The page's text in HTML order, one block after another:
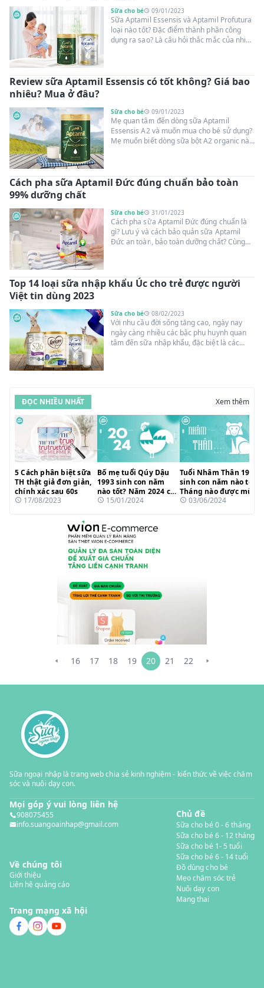
Sữa cho bé 09/01/2023
Sữa Aptamil Essensis và Aptamil Profutura
loại nào tốt? Đặc điểm thành phần công
dụng ra sao? Là câu hỏi thắc mắc của nhiều
Essensis và Aptamil Profutura!
Review sữa Aptamil Essensis có tốt không? Giá bao
nhiêu? Mua ở đâu?
Sữa cho bé 09/01/2023
Mẹ quan tâm đến dòng sữa Aptamil
Essensis A2 và muốn mua cho bé sử dụng?
Mẹ muốn biết dòng sữa bột A2 organic này
giá chân thực nhất.
Cách pha sữa Aptamil Đức đúng chuẩn bảo toàn
99% dưỡng chất
Sữa cho bé 31/01/2023
Cách pha sữa Aptamil Đức đúng chuẩn là
gì? Lưu ý và cách bảo quản sữa Aptamil
Đức an toàn, bảo toàn dưỡng chất? Cùng
Top 14 loại sữa nhập khẩu Úc cho trẻ được người
Việt tin dùng 2023
Sữa cho bé 08/02/2023
Với nhu cầu đời sống tăng cao, ngày nay
ngày càng nhiều các bậc phụ huynh quan
tâm đến sữa nhập khẩu, đặc biệt là các
ĐỌC NHIỀU NHẤT Xem thêm
5 Cách phân biệt sữa
TH thật giả đơn giản,
chính xác sau 60s
17/08/2023
Bố mẹ tuổi Qúy Dậu
1993 sinh con năm
nào tốt? Năm 2024 có
hợp tuổi?
15/01/2024
Tuổi Nhâm Thân 1992
sinh con năm nào tốt?
Tháng nào được mùa
sinh?03/06/2024
16 17 18 19 20 21 22
Sữa ngoại nhập là trang web chia sẻ kinh nghiệm - kiến thức về việc chăm
sóc và nuôi dạy con.
Mọi góp ý vui lòng liên hệ
908075455
info.suangoainhap@gmail.com
Về chúng tôi
Giới thiệu
Liên hệ quảng cáo
Trang mạng xã hội
Chủ đề
Sữa cho bé 0 - 6 tháng
Sữa cho bé 6 - 12 tháng
Sữa cho bé 1- 5 tuổi
Sữa cho bé 6 - 14 tuổi
Đồ dùng cho bé
Mẹo chăm sóc trẻ
Nuôi dạy con
Mang thai